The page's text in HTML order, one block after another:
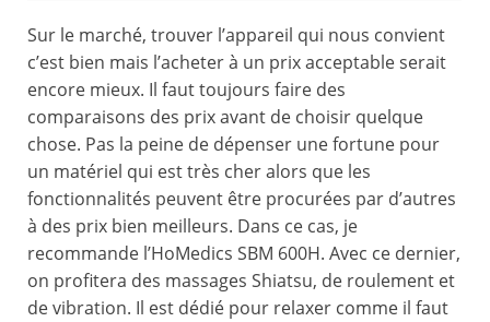
Sur le marché, trouver l’appareil qui nous convient
c’est bien mais l’acheter à un prix acceptable serait
encore mieux. Il faut toujours faire des
comparaisons des prix avant de choisir quelque
chose. Pas la peine de dépenser une fortune pour
un matériel qui est très cher alors que les
fonctionnalités peuvent être procurées par d’autres
à des prix bien meilleurs. Dans ce cas, je
recommande l’HoMedics SBM 600H. Avec ce dernier,
on profitera des massages Shiatsu, de roulement et
de vibration. Il est dédié pour relaxer comme il faut